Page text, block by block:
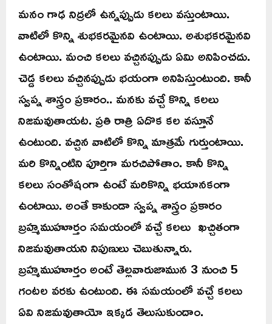
మనం గాఢ నిద్రలో ఉన్నప్పుడు కలలు వస్తుంటాయి.
వాటిలో కొన్ని శుభకరమైనవి ఉంటాయి. అశుభకరమైనవి
ఉంటాయి. మంచి కలలు వచ్చినప్పుడు ఏమి అనిపించదు.
చెడ్డ కలలు వచ్చినప్పుడు భయంగా అనిపిస్తుంటుంది. కానీ
స్వప్న శాస్త్రం ప్రకారం.. మనకు వచ్చే కొన్ని కలలు
నిజమవుతాయట. ప్రతి రాత్రి ఏదొక కల వస్తూనే
ఉంటుంది. వచ్చిన వాటిలో కొన్ని మాత్రమే గుర్తుంటాయి.
మరి కొన్నింటిని పూర్తిగా మరచిపోతాం. కానీ కొన్ని
కలలు సంతోషంగా ఉంటే మరికొన్ని భయానకంగా
ఉంటాయి. అంతే కాకుండా స్వప్న శాస్త్రం ప్రకారం
బ్రహ్మముహూర్తం సమయంలో వచ్చే కలలు ఖచ్చితంగా
నిజమవుతాయని నిపుణులు చెబుతున్నారు.
బ్రహ్మముహూర్తం అంటే తెల్లవారుజామున 3 నుంచి 5
గంటల వరకు ఉంటుంది. ఈ సమయంలో వచ్చే కలలు
ఏవి నిజమవుతాయో ఇక్కడ తెలుసుకుందాం.